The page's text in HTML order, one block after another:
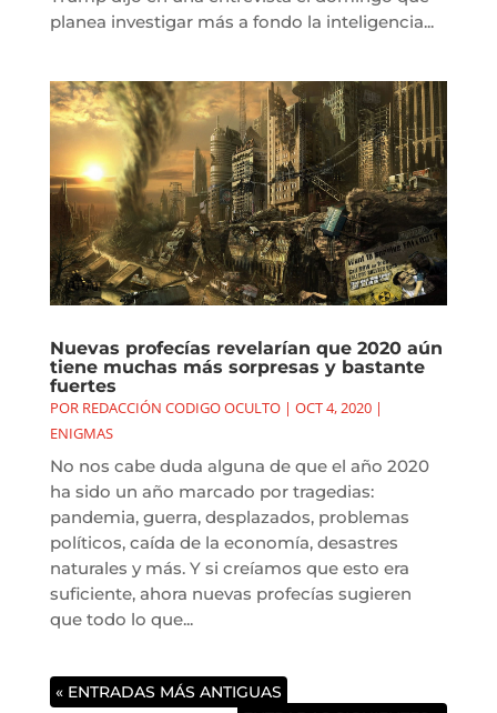
planea investigar más a fondo la inteligencia...
Nuevas profecías revelarían que 2020 aún
tiene muchas más sorpresas y bastante
fuertes
POR REDACCIÓN CODIGO OCULTO| OCT 4, 2020|
ENIGMAS
No nos cabe duda alguna de que el año 2020
ha sido un año marcado por tragedias:
pandemia, guerra, desplazados, problemas
políticos, caída de la economía, desastres
naturales y más. Y si creíamos que esto era
suficiente, ahora nuevas profecías sugieren
que todo lo que...
« ENTRADAS MÁS ANTIGUAS